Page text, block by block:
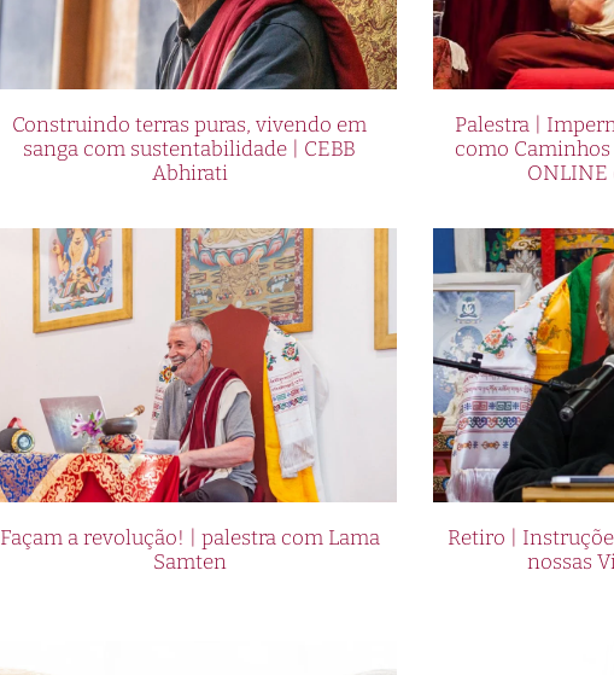
Construindo terras puras, vivendo em
sanga com sustentabilidade | CEBB
Abhirati
Palestra |
como Caminhos
ONLINE
Façam a revolução! | palestra com Lama
Samten
Retiro |
nossas